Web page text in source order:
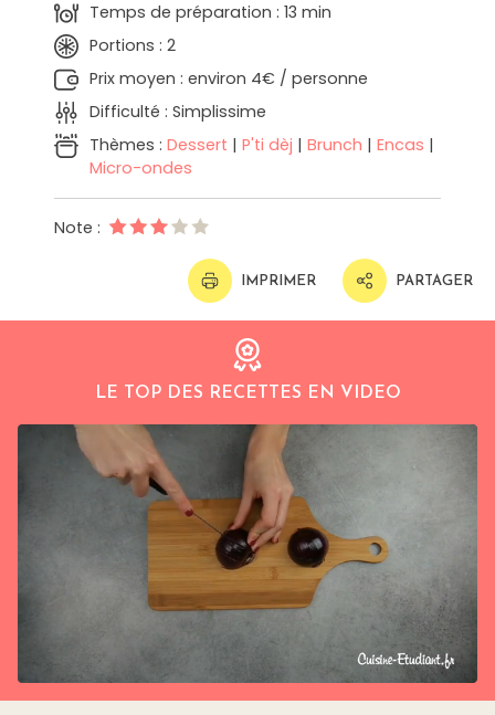
Temps de préparation : 13 min
Portions : 2
Prix moyen : environ 4€ / personne
Difficulté : Simplissime
Thèmes : Dessert | P'ti dèj | Brunch | Encas |
Micro-ondes
Note :
IMPRIMER PARTAGER
LE TOP DES RECETTES EN VIDEO